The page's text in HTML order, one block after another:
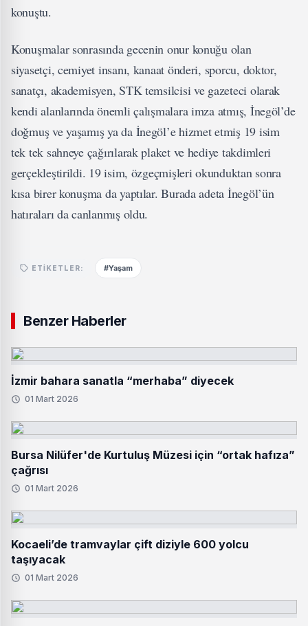
konuştu.
Konuşmalar sonrasında gecenin onur konuğu olan
siyasetçi, cemiyet insanı, kanaat önderi, sporcu, doktor,
sanatçı, akademisyen, STK temsilcisi ve gazeteci olarak
kendi alanlarında önemli çalışmalara imza atmış, İnegöl’de
doğmuş ve yaşamış ya da İnegöl’e hizmet etmiş 19 isim
tek tek sahneye çağırılarak plaket ve hediye takdimleri
gerçekleştirildi. 19 isim, özgeçmişleri okunduktan sonra
kısa birer konuşma da yaptılar. Burada adeta İnegöl’ün
hatıraları da canlanmış oldu.
ETIKETLER: #Yaşam
Benzer Haberler
İzmir bahara sanatla “merhaba” diyecek
01 Mart 2026
Bursa Nilüfer'de Kurtuluş Müzesi için “ortak hafıza”
çağrısı
01 Mart 2026
Kocaeli’de tramvaylar çift diziyle 600 yolcu
taşıyacak
01 Mart 2026